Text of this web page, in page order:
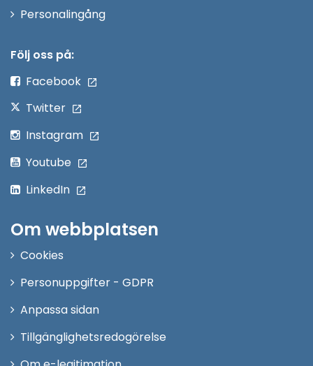
PersonalingångÖppna
Följ oss på:
Facebook
Twitter
Instagram
Youtube
LinkedIn
Om webbplatsen
Cookies
Personuppgifter - GDPR
Anpassa sidan
Tillgänglighetsredogörelse